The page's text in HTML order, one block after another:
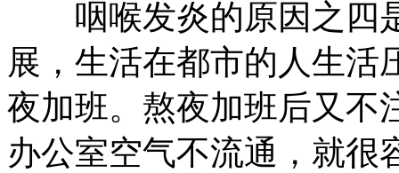
咽喉发炎的原因之四
展，生活在都市的人生活
夜加班。熬夜加班后又不
办公室空气不流通，就很